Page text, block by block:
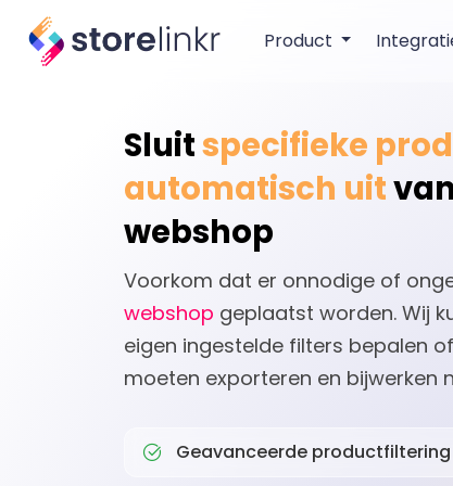
Product
Sluitspecifieke
automatisch uit
webshop
Voorkom dat er onnodige of
webshop geplaatst worden. Wij
eigen ingestelde filters bepalen
moeten exporteren en bijwerken
Geavanceerde productfiltering